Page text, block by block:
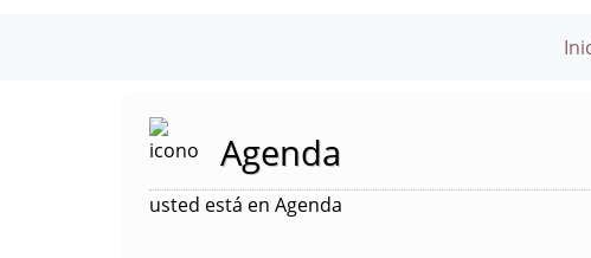
Agenda
usted está en Agenda